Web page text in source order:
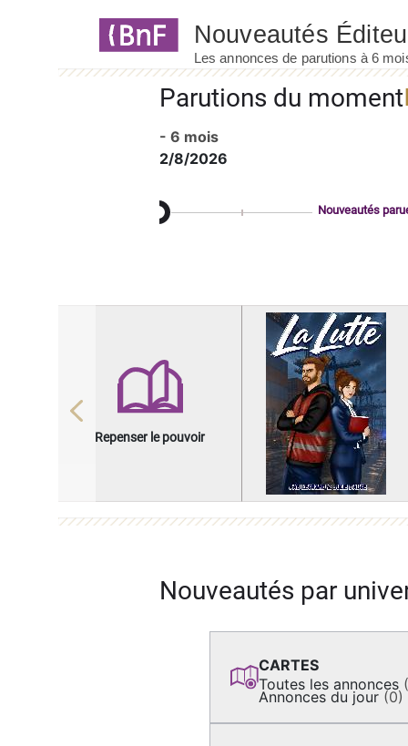
Parutions du moment
- 6 mois
2/8/2026
Nouveautés
Repenser le pouvoir
Previous
Nouveautés par
CARTES
Toutes les annonces
Annonces du jour (0)